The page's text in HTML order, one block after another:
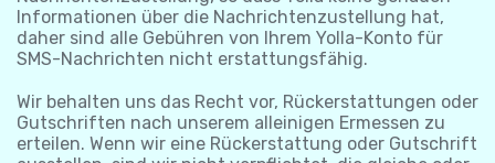
Informationen über die Nachrichtenzustellung hat,
daher sind alle Gebühren von Ihrem Yolla-Konto für
SMS-Nachrichten nicht erstattungsfähig.
Wir behalten uns das Recht vor, Rückerstattungen oder
Gutschriften nach unserem alleinigen Ermessen zu
erteilen. Wenn wir eine Rückerstattung oder Gutschrift